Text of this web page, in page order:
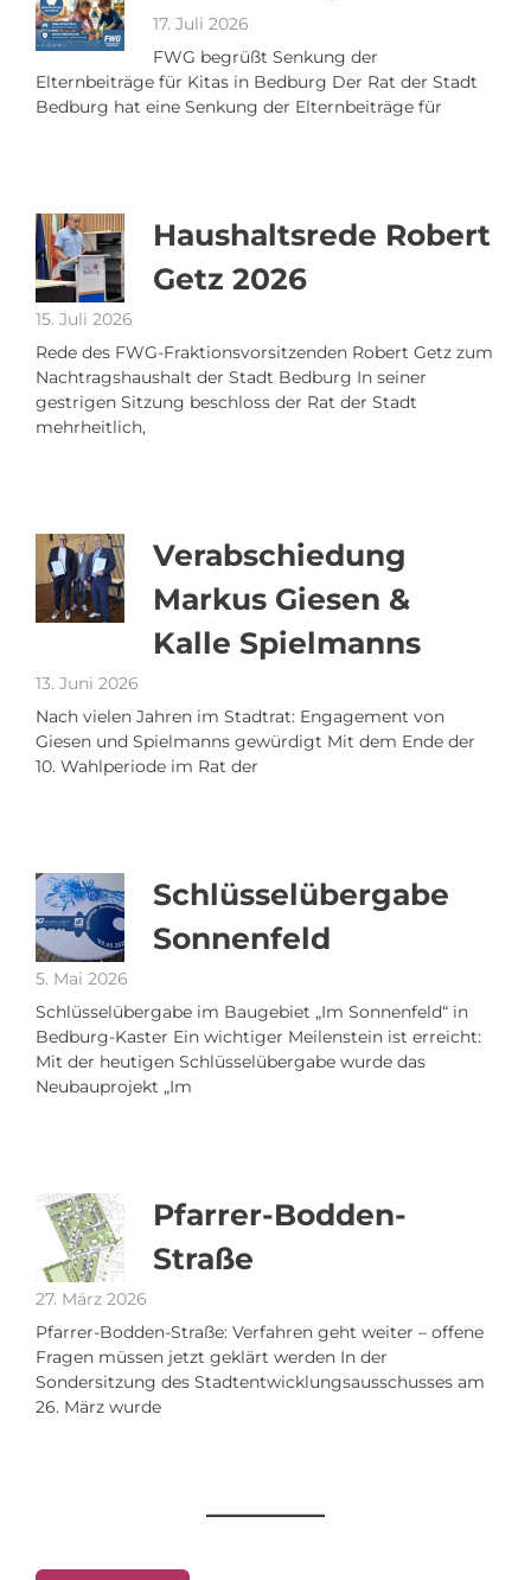
17. Juli 2026
FWG begrüßt Senkung der
Elternbeiträge für Kitas in Bedburg Der Rat der Stadt
Bedburg hat eine Senkung der Elternbeiträge für
Haushaltsrede Robert
Getz 2026
15. Juli 2026
Rede des FWG-Fraktionsvorsitzenden Robert Getz zum
Nachtragshaushalt der Stadt Bedburg In seiner
gestrigen Sitzung beschloss der Rat der Stadt
mehrheitlich,
Verabschiedung
Markus Giesen &
Kalle Spielmanns
13. Juni 2026
Nach vielen Jahren im Stadtrat: Engagement von
Giesen und Spielmanns gewürdigt Mit dem Ende der
10. Wahlperiode im Rat der
Schlüsselübergabe
Sonnenfeld
5. Mai 2026
Schlüsselübergabe im Baugebiet „Im Sonnenfeld“ in
Bedburg-Kaster Ein wichtiger Meilenstein ist erreicht:
Mit der heutigen Schlüsselübergabe wurde das
Neubauprojekt „Im
Pfarrer-Bodden-
Straße
27. März 2026
Pfarrer-Bodden-Straße: Verfahren geht weiter – offene
Fragen müssen jetzt geklärt werden In der
Sondersitzung des Stadtentwicklungsausschusses am
26. März wurde